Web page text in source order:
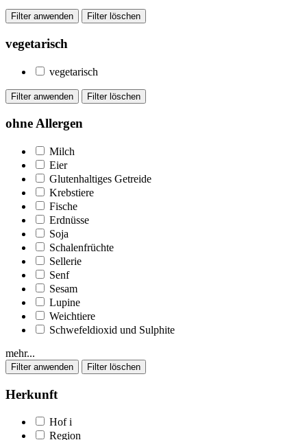
vegetarisch
vegetarisch
ohne Allergen
Milch
Eier
Glutenhaltiges Getreide
Krebstiere
Fische
Erdnüsse
Soja
Schalenfrüchte
Sellerie
Senf
Sesam
Lupine
Weichtiere
Schwefeldioxid und Sulphite
mehr...
Herkunft
Hof i
Region